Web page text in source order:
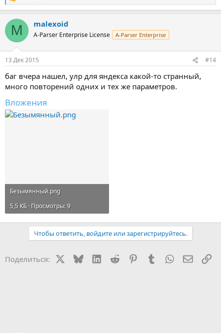
е
к
и
M malexoid
A-Parser Enterprise License A-Parser Enterprise
13 Дек 2015 #14
баг вчера нашел, улр для яндекса какой-то странный,
много повторений одних и тех же параметров.
Вложения
Безымянный.png
5,5 КБ · Просмотры: 9
Чтобы ответить, войдите или зарегистрируйтесь.
Поделиться: BlueskyLinkedIn
Reddit PinterestTumblr WhatsApp